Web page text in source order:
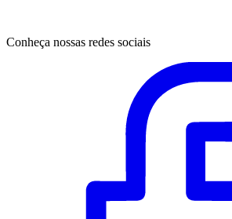
Conheça nossas redes sociais